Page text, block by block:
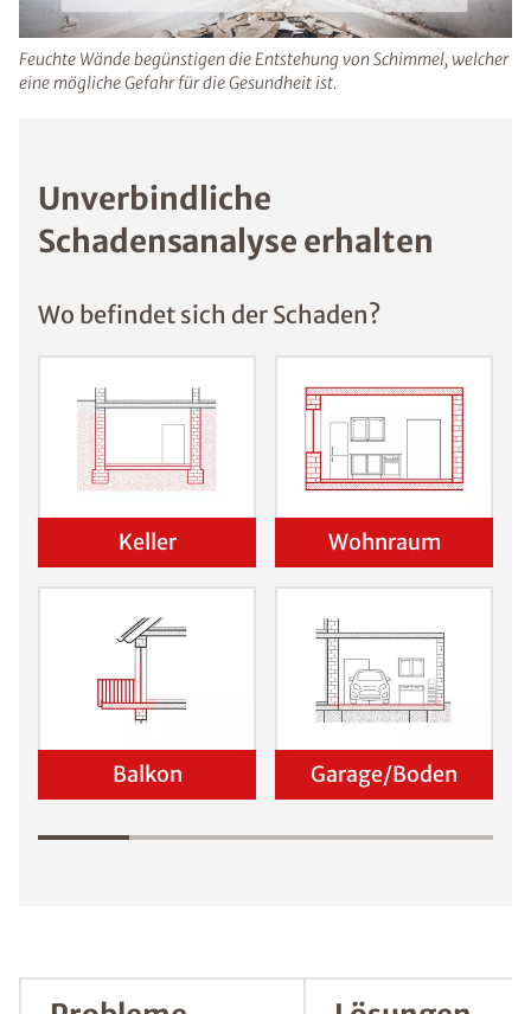
Augenreizungen sowie Infekte auftreten.
Feuchte Wände begünstigen die Entstehung von Schimmel,
Unverbindliche
Schadensanalyse erhalten
Wo befindet sich der Schaden?
Keller Wohnraum
Balkon Garage/Boden